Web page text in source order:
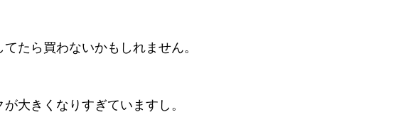
たら買わないかもしれません。
大きくなりすぎていますし。